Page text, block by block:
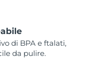
di BPA e ftalati,
da pulire.